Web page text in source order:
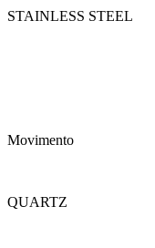
STAINLESS STEEL
Movimento
QUARTZ